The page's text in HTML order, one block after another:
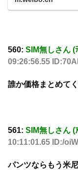
560: SIM無しさん (
09:26:56.55
誰か価格まとめて
561: SIM無しさん (
10:11:01.65 ID:/
パンツならもう米